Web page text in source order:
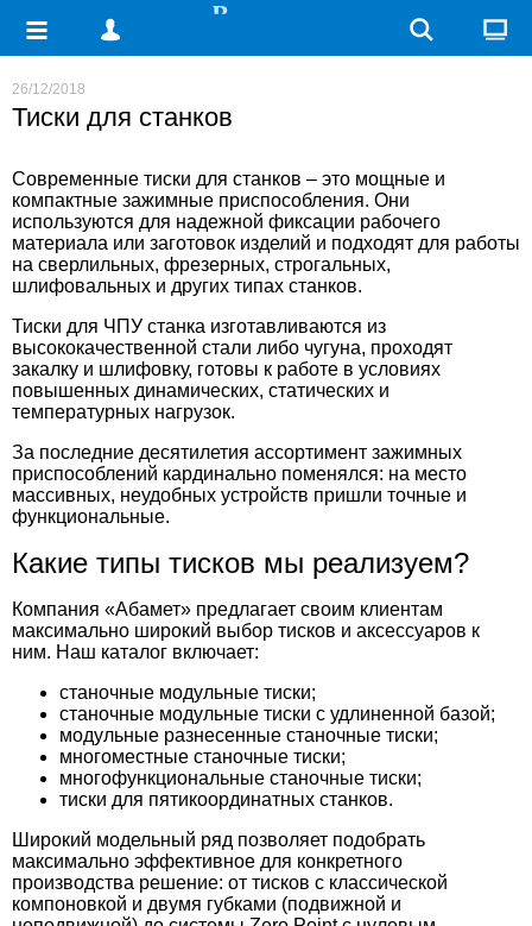
26/12/2018
Тиски для станков
Современные тиски для станков – это мощные и
компактные зажимные приспособления. Они
используются для надежной фиксации рабочего
материала или заготовок изделий и подходят для работы
на сверлильных, фрезерных, строгальных,
шлифовальных и других типах станков.
Тиски для ЧПУ станка изготавливаются из
высококачественной стали либо чугуна, проходят
закалку и шлифовку, готовы к работе в условиях
повышенных динамических, статических и
температурных нагрузок.
За последние десятилетия ассортимент зажимных
приспособлений кардинально поменялся: на место
массивных, неудобных устройств пришли точные и
функциональные.
Какие типы тисков мы реализуем?
Компания «Абамет» предлагает своим клиентам
максимально широкий выбор тисков и аксессуаров к
ним. Наш каталог включает:
станочные модульные тиски;
станочные модульные тиски с удлиненной базой;
модульные разнесенные станочные тиски;
многоместные станочные тиски;
многофункциональные станочные тиски;
тиски для пятикоординатных станков.
Широкий модельный ряд позволяет подобрать
максимально эффективное для конкретного
производства решение: от тисков с классической
компоновкой и двумя губками (подвижной и